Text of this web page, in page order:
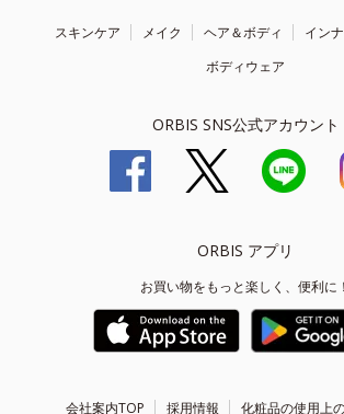
スキンケア メイク ヘア＆ボディ
イン
ボディウェア
ORBIS SNS公式アカウント
ORBIS アプリ
お買い物をもっと楽しく、便利に！
会社案内TOP 採用情報 化粧品の使用上